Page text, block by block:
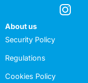
About us
Security Policy
Regulations
Cookies Policy